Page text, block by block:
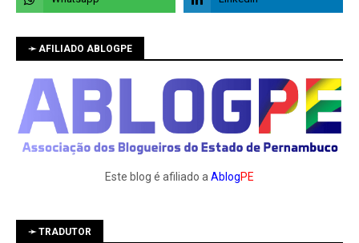
➛ AFILIADO ABLOGPE
Este blog é afiliado a AblogPE
➛ TRADUTOR